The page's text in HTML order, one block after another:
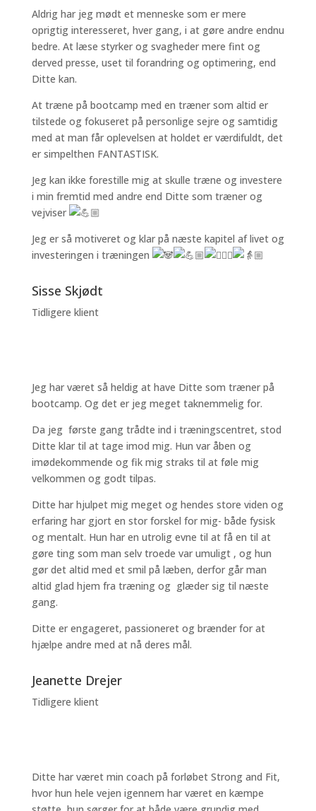
Aldrig har jeg mødt et menneske som er mere
oprigtig interesseret, hver gang, i at gøre andre endnu
bedre. At læse styrker og svagheder mere fint og
derved presse, uset til forandring og optimering, end
Ditte kan.
At træne på bootcamp med en træner som altid er
tilstede og fokuseret på personlige sejre og samtidig
med at man får oplevelsen at holdet er værdifuldt, det
er simpelthen FANTASTISK.
Jeg kan ikke forestille mig at skulle træne og investere
i min fremtid med andre end Ditte som træner og
vejviser
Jeg er så motiveret og klar på næste kapitel af livet og
investeringen i træningen
Sisse Skjødt
Tidligere klient
Jeg har været så heldig at have Ditte som træner på
bootcamp. Og det er jeg meget taknemmelig for.
Da jeg første gang trådte ind i træningscentret, stod
Ditte klar til at tage imod mig. Hun var åben og
imødekommende og fik mig straks til at føle mig
velkommen og godt tilpas.
Ditte har hjulpet mig meget og hendes store viden og
erfaring har gjort en stor forskel for mig- både fysisk
og mentalt. Hun har en utrolig evne til at få en til at
gøre ting som man selv troede var umuligt , og hun
gør det altid med et smil på læben, derfor går man
altid glad hjem fra træning og glæder sig til næste
gang.
Ditte er engageret, passioneret og brænder for at
hjælpe andre med at nå deres mål.
Jeanette Drejer
Tidligere klient
Ditte har været min coach på forløbet Strong and Fit,
hvor hun hele vejen igennem har været en kæmpe